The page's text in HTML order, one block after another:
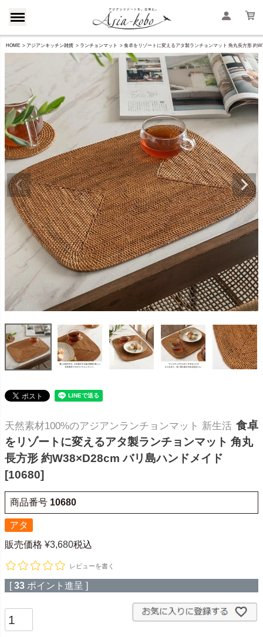
HOME アジアンキッチン雑貨 ランチョンマット 食卓をリゾートに変えるアタ製ランチョンマット 角丸長方形 約
天然素材100%のアジアンランチョンマット 新生活 食卓
をリゾートに変えるアタ製ランチョンマット 角丸
長方形 約W38×D28cm バリ島ハンドメイド
[10680]
商品番号 10680
アタ
販売価格 ¥3,680税込
レビューを書く
[ 33 ポイント進呈 ]